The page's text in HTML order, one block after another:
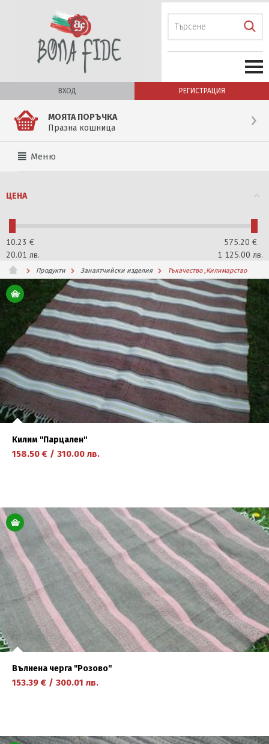
ВХОД РЕГИСТРАЦИЯ
МОЯТА ПОРЪЧКА
Празна кошница
Меню
ЦЕНА
10.23 €
20.01 лв.
575.20 €
1 125.00 лв.
Продукти Занаятчийски изделия Тъкачество ,Килимарство
Килим ''Парцален''
158.50 € / 310.00 лв.
научете повече
Вълнена черга ''Розово''
153.39 € / 300.01 лв.